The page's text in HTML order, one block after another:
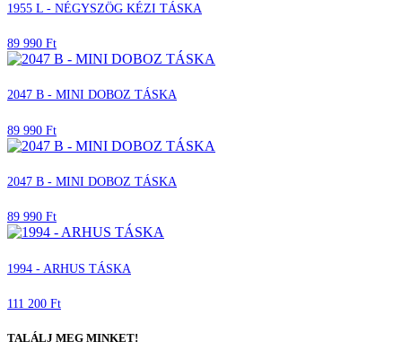
1955 L - NÉGYSZÖG KÉZI TÁSKA
89 990 Ft
2047 B - MINI DOBOZ TÁSKA
89 990 Ft
2047 B - MINI DOBOZ TÁSKA
89 990 Ft
1994 - ARHUS TÁSKA
111 200 Ft
TALÁLJ MEG MINKET!